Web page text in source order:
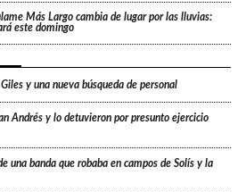
Más Largo cambia de lugar por las lluvias:
este domingo
y una nueva búsqueda de personal
Andrés y lo detuvieron por presunto ejercicio
una banda que robaba en campos de Solís y la